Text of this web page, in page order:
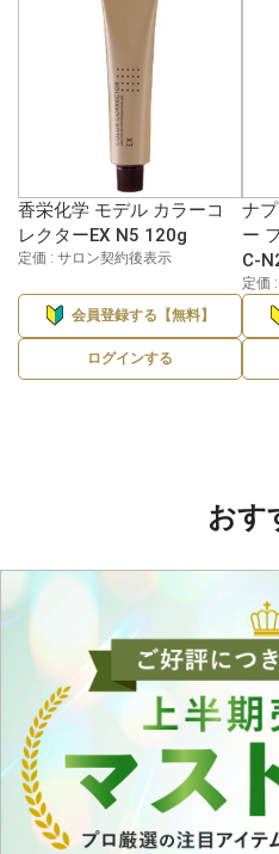
香栄化学 モデル カラーコ
レクターEX N5 120g
定価 : サロン契約後表示
会員登録する【無料】
ログインする
ナ
ー
C-
定価
おす